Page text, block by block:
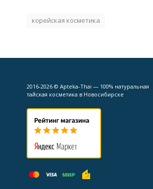
корейская косметика
2016-2026 © Apteka-Thai — 100% натуральная
тайская косметика в Новосибирске